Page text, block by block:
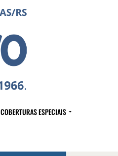
COBERTURAS ESPECIAIS